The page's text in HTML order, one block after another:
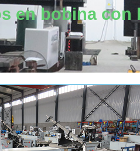
en bobina con